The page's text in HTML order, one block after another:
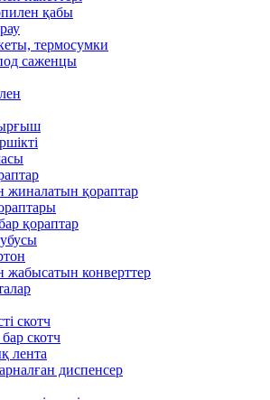
қабы
термосумки
саженцы
жиналатын қораптар
қораптар
жабысатын конверттер
скотч
скотч
лента
диспенсер